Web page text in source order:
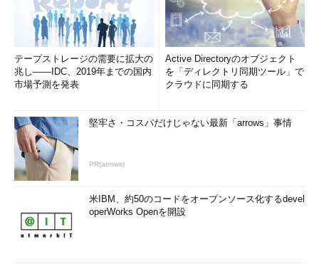
テープストレージの需要に拡大の
兆し――IDC、2019年までの国内
市場予測を発表
Active Directoryのオブジェクト
を「ディレクトリ同期ツール」で
クラウドに同期する
堅牢さ・コスパだけじゃない最新「arrows」事情
PR(arrows)
米IBM、約50のコードをオープンソース化するdevel
operWorks Openを開設